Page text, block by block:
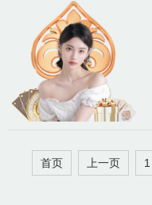
首页 上一页 1